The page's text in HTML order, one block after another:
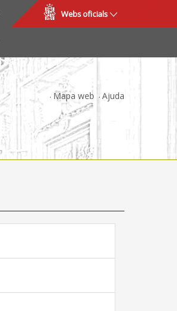
Webs oficials
Mapa web Ajuda